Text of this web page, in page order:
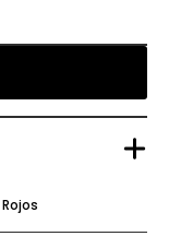
Rojos